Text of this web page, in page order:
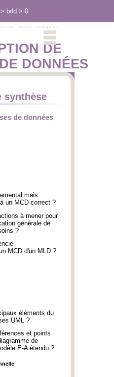
> bdd > 0
DE
DONNÉES
menu navigation
synthèse
de données
mais
un MCD correct ?
à mener pour
générale de
?
MCD d'un MLD ?
éléments du
UML ?
et points
de
E-A étendu ?